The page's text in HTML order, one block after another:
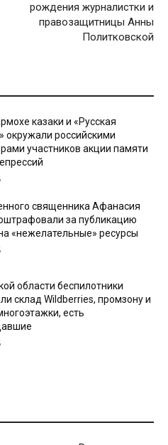
рождения журналистки и
правозащитницы Анны
Политковской
казаки и «Русская
окружали российскими
участников акции памяти
священника Афанасия
за публикацию
«нежелательные» ресурсы
области беспилотники
склад Wildberries, промзону и
есть